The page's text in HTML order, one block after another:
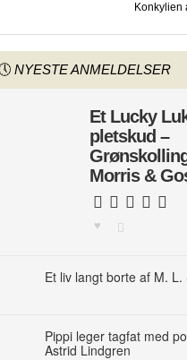
Konkylien
NYESTE ANMELDELSER
Et Lucky
pletskud –
Morris &
Et liv langt borte af M. L.
Pippi leger tagfat med
Astrid Lindgren